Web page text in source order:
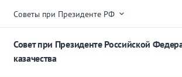
Советы при Президенте РФ
Совет при Президенте Российской
казачества